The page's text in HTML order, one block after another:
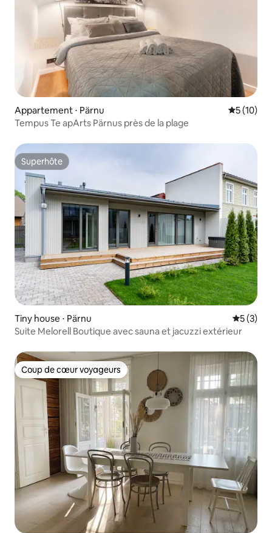
Appartement ⋅ Pärnu
5 (10)
Tempus Te apArts Pärnus près de la plage
Superhôte
Superhôte
Tiny house ⋅ Pärnu
5 (3)
Suite Melorell Boutique avec sauna et jacuzzi extérieur
Coup de cœur voyageurs
Coup de cœur voyageurs